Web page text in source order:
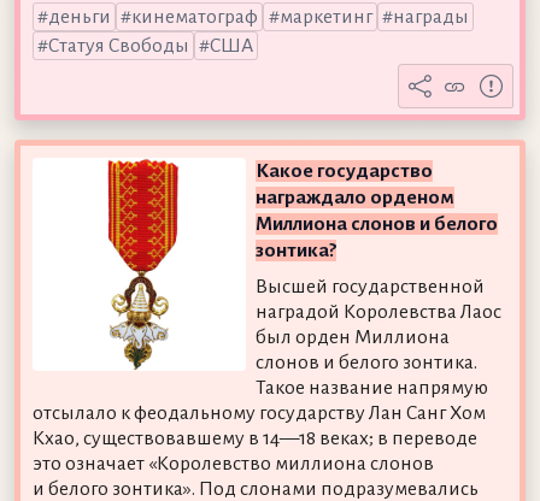
деньги
кинематограф маркетинг
награды
Статуя Свободы
США
Какое государство
награждало орденом
Миллиона слонов и белого
зонтика?
Высшей государственной
наградой Королевства Лаос
был орден Миллиона
слонов и белого зонтика.
Такое название напрямую
отсылало к феодальному государству Лан Санг Хом
Кхао, существовавшему в 14—18 веках; в переводе
это означает «Королевство миллиона слонов
и белого зонтика». Под слонами подразумевались